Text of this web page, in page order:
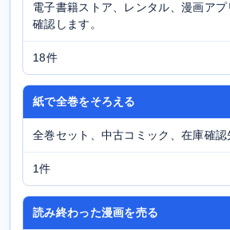
電子書籍ストア、レンタル、漫画ア
確認します。
18件
紙で全巻をそろえる
全巻セット、中古コミック、在庫確認
1件
読み終わった漫画を売る